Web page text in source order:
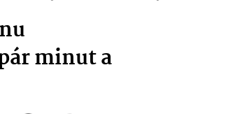
minut a